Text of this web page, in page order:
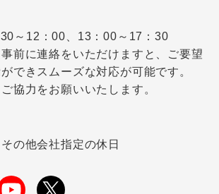
～12：00、13：00～17：30
前に連絡をいただけますと、ご要望
できスムーズな対応が可能です。
協力をお願いいたします。
の他会社指定の休日